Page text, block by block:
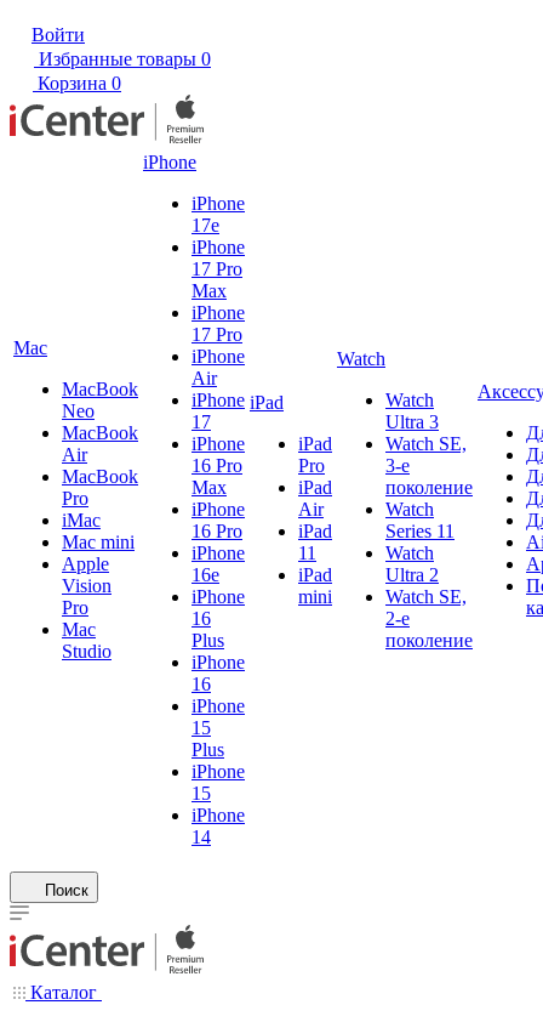
Войти
Избранные товары 0
Корзина 0
Mac
MacBook
Neo
MacBook
Air
MacBook
Pro
iMac
Mac mini
Apple
Vision
Pro
Mac
Studio
iPhone
iPhone
17e
iPhone
17 Pro
Max
iPhone
17 Pro
iPhone
Air
iPhone
17
iPhone
16 Pro
Max
iPhone
16 Pro
iPhone
16e
iPhone
16
Plus
iPhone
16
iPhone
15
Plus
iPhone
15
iPhone
14
iPad
iPad
Pro
iPad
Air
iPad
11
iPad
mini
Watch
Watch
Ultra 3
Watch SE,
3-е
поколение
Watch
Series 11
Watch
Ultra 2
Watch SE,
2-е
поколение
Поиск
Каталог